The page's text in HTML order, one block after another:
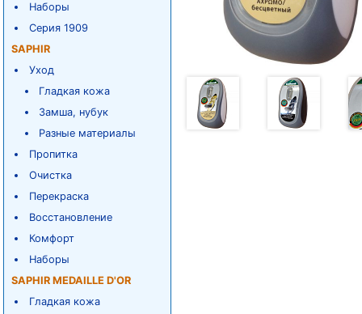
Наборы
Серия 1909
SAPHIR
Уход
Гладкая кожа
Замша, нубук
Разные материалы
Пропитка
Очистка
Перекраска
Восстановление
Комфорт
Наборы
SAPHIR MEDAILLE D'OR
Гладкая кожа